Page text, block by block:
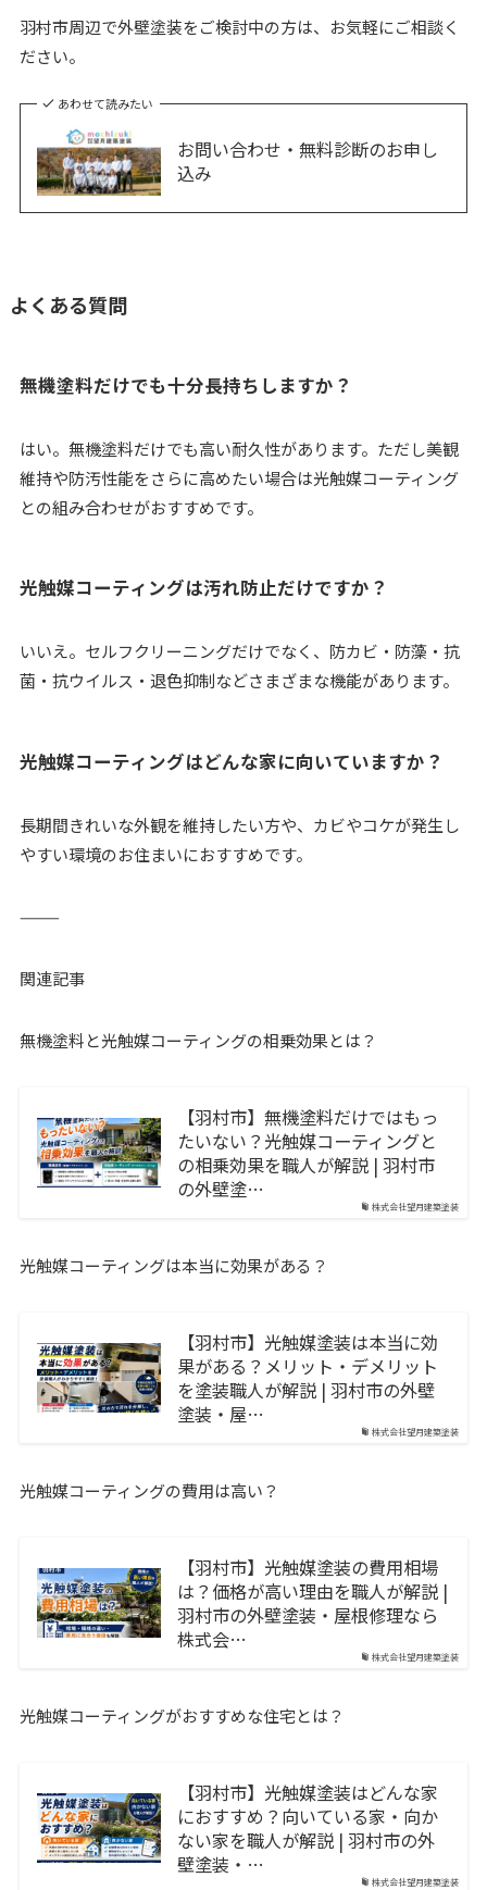
羽村市周辺で外壁塗装をご検討中の方は、お気軽にご相談く
ださい。
あわせて読みたい
お問い合わせ・無料診断のお申し
込み
よくある質問
無機塗料だけでも十分長持ちしますか？
はい。無機塗料だけでも高い耐久性があります。ただし美観
維持や防汚性能をさらに高めたい場合は光触媒コーティング
との組み合わせがおすすめです。
光触媒コーティングは汚れ防止だけですか？
いいえ。セルフクリーニングだけでなく、防カビ・防藻・抗
菌・抗ウイルス・退色抑制などさまざまな機能があります。
光触媒コーティングはどんな家に向いていますか？
長期間きれいな外観を維持したい方や、カビやコケが発生し
やすい環境のお住まいにおすすめです。
⸻
関連記事
無機塗料と光触媒コーティングの相乗効果とは？
株式会社望月建築塗装
【羽村市】無機塗料だけではもっ
たいない？光触媒コーティングと
の相乗効果を職人が解説 | 羽村市
の外壁塗…
光触媒コーティングは本当に効果がある？
株式会社望月建築塗装
【羽村市】光触媒塗装は本当に効
果がある？メリット・デメリット
を塗装職人が解説 | 羽村市の外壁
塗装・屋…
光触媒コーティングの費用は高い？
株式会社望月建築塗装
【羽村市】光触媒塗装の費用相場
は？価格が高い理由を職人が解説 |
羽村市の外壁塗装・屋根修理なら
株式会…
光触媒コーティングがおすすめな住宅とは？
株式会社望月建築塗装
【羽村市】光触媒塗装はどんな家
におすすめ？向いている家・向か
ない家を職人が解説 | 羽村市の外
壁塗装・…